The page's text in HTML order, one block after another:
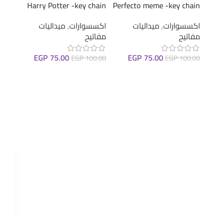
Perfecto meme -key chain
اكسسوارات,ميداليات
مفاتيح
EGP100.00
EGP 75.00
Harry Potter -key chain
اكسسوارات,ميداليات
مفاتيح
EGP100.00
EGP 75.00